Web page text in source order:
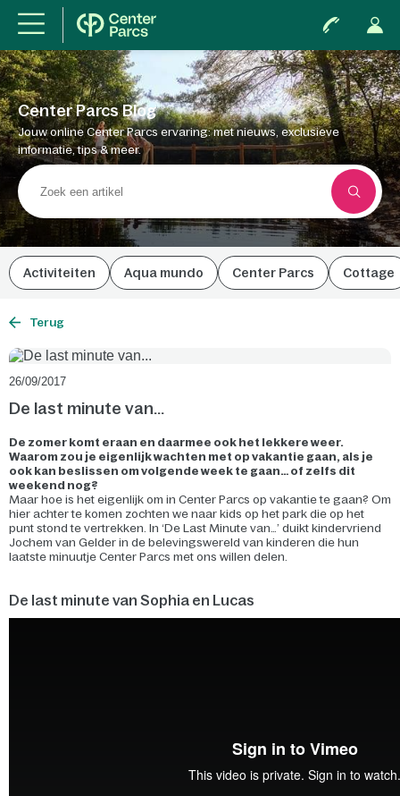
Center Parcs Blog
Jouw online Center Parcs ervaring: met nieuws, exclusieve
informatie, tips & meer.
Activiteiten Aqua mundo Center Parcs Cottage
Terug
26/09/2017
De last minute van...
De zomer komt eraan en daarmee ook het lekkere weer.
Waarom zou je eigenlijk wachten met op vakantie gaan, als je
ook kan beslissen om volgende week te gaan… of zelfs dit
weekend nog?
Maar hoe is het eigenlijk om in Center Parcs op vakantie te gaan? Om
hier achter te komen zochten we naar kids op het park die op het
punt stond te vertrekken. In ‘De Last Minute van…’ duikt kindervriend
Jochem van Gelder in de belevingswereld van kinderen die hun
laatste minuutje Center Parcs met ons willen delen.
De last minute van Sophia en Lucas